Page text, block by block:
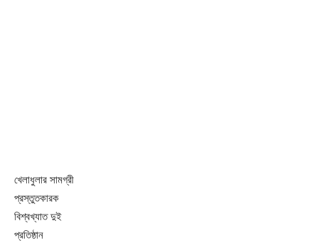
খেলাধুলার সামগ্রী
প্রস্তুতকারক
বিশ্বখ্যাত দুই
প্রতিষ্ঠান